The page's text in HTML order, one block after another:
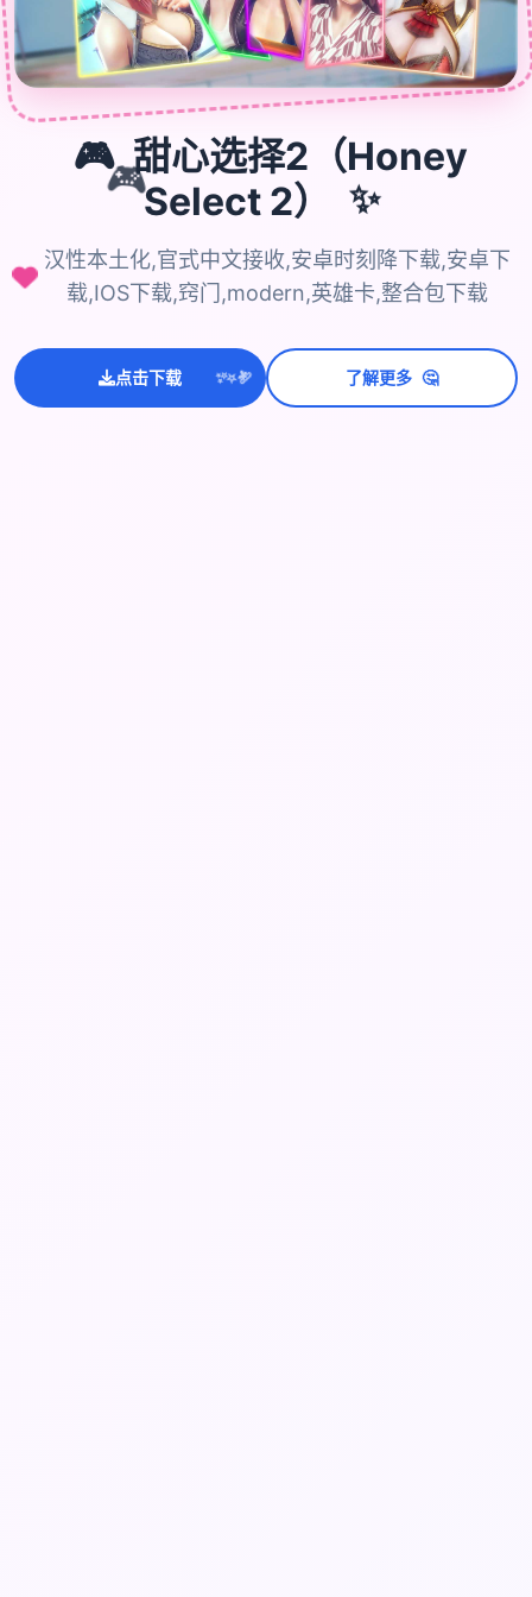
🎮
🎮 甜心选择2（Honey
Select 2）
✨
汉性本土化,官式中文接收,安卓时刻降下载,安卓下
载,IOS下载,窍门,modern,英雄卡,整合包下载
点击下载 ✨
⭐💫 了解更多 🤔